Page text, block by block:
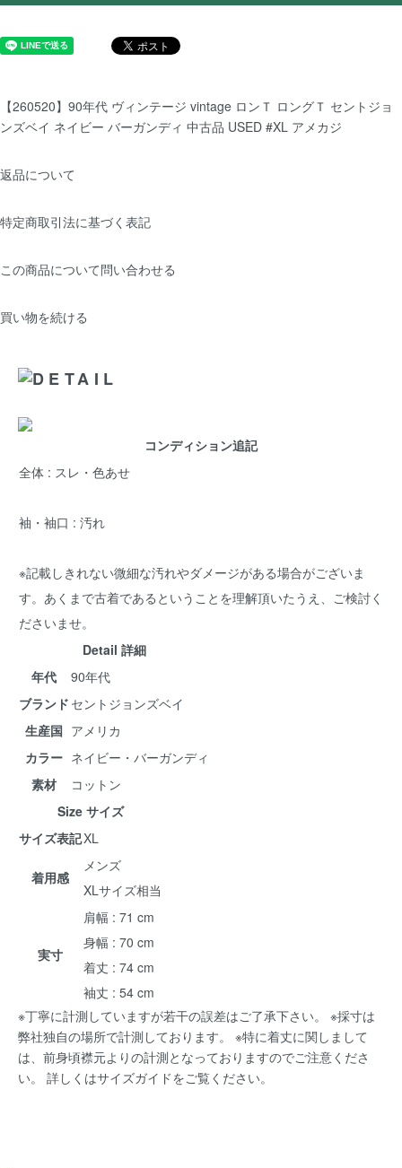
【260520】90年代 ヴィンテージ vintage ロンＴ ロングＴ セントジョ
ンズベイ ネイビー バーガンディ 中古品 USED #XL アメカジ
返品について
特定商取引法に基づく表記
この商品について問い合わせる
買い物を続ける
コンディション追記
全体 : スレ・色あせ
袖・袖口 : 汚れ
※記載しきれない微細な汚れやダメージがある場合がございま
す。あくまで古着であるということを理解頂いたうえ、ご検討く
ださいませ。
Detail 詳細
年代
90年代
ブランド セントジョンズベイ
生産国 アメリカ
カラー ネイビー・バーガンディ
素材
コットン
Size サイズ
サイズ表記XL
着用感
メンズ
XLサイズ相当
実寸
肩幅 : 71 cm
身幅 : 70 cm
着丈 : 74 cm
袖丈 : 54 cm
※丁寧に計測していますが若干の誤差はご了承下さい。 ※採寸は
弊社独自の場所で計測しております。 ※特に着丈に関しまして
は、前身頃襟元よりの計測となっておりますのでご注意くださ
い。 詳しくはサイズガイドをご覧ください。